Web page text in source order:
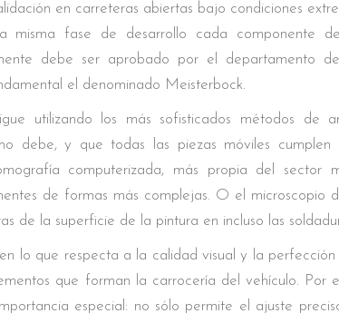
en carreteras abiertas bajo condiciones
misma fase de desarrollo cada componente
debe ser aprobado por el departamento
el denominado Meisterbock.
utilizando los más sofisticados métodos de
debe, y que todas las piezas móviles cumplen
computerizada, más propia del sector
de formas más complejas. O el microscopio
de la superficie de la pintura en incluso las
lo que respecta a la calidad visual y la
que forman la carrocería del vehículo.
especial: no sólo permite el ajuste